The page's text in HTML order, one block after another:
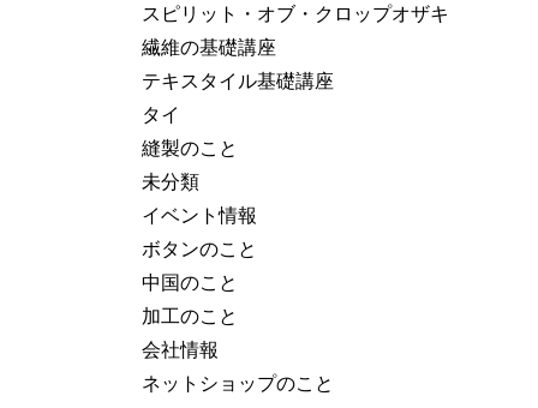
スピリット・オブ・クロップオザキ
繊維の基礎講座
テキスタイル基礎講座
タイ
縫製のこと
未分類
イベント情報
ボタンのこと
中国のこと
加工のこと
会社情報
ネットショップのこと